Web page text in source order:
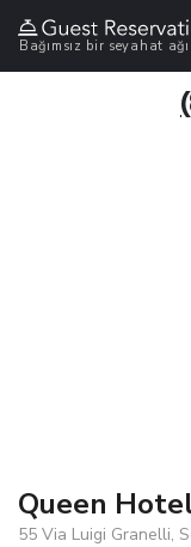
Bağımsız bir seyahat ağı
Queen
55 Via Luigi Granelli,